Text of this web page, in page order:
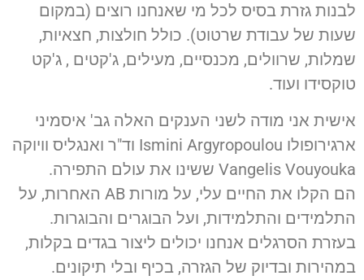
לבנות גזרת בסיס לכל מי שאנחנו רוצים (במקום
שעות של עבודת שרטוט). כולל חולצות, חצאיות,
שמלות, שרוולים, מכנסיים, מעילים, ג'קטים , ג'קט
טוקסידו ועוד.
אישית אני מודה לשני הענקים האלה גב' איסמיני
ארגירופולו Ismini Argyropoulou וד"ר ואנגליס וויוקה
Vangelis Vouyouka ששינו את עולם התפירה.
הם הקלו את החיים עלי, על מורות AB האחרות, על
התלמידים והתלמידות, ועל הבוגרים והבוגרות.
בעזרת הסרגלים אנחנו יכולים ליצור בגדים בקלות,
במהירות ובדיוק של הגזרה, בכיף ובלי תיקונים.